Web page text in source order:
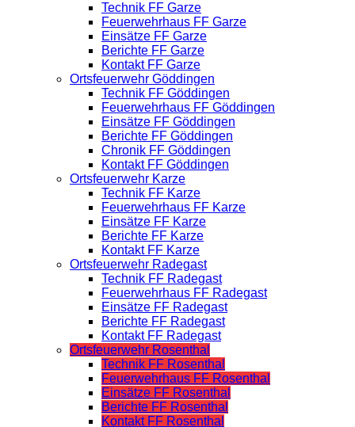
Technik FF Garze
Feuerwehrhaus FF Garze
Einsätze FF Garze
Berichte FF Garze
Kontakt FF Garze
Ortsfeuerwehr Göddingen
Technik FF Göddingen
Feuerwehrhaus FF Göddingen
Einsätze FF Göddingen
Berichte FF Göddingen
Chronik FF Göddingen
Kontakt FF Göddingen
Ortsfeuerwehr Karze
Technik FF Karze
Feuerwehrhaus FF Karze
Einsätze FF Karze
Berichte FF Karze
Kontakt FF Karze
Ortsfeuerwehr Radegast
Technik FF Radegast
Feuerwehrhaus FF Radegast
Einsätze FF Radegast
Berichte FF Radegast
Kontakt FF Radegast
Ortsfeuerwehr Rosenthal
Technik FF Rosenthal
Feuerwehrhaus FF Rosenthal
Einsätze FF Rosenthal
Berichte FF Rosenthal
Kontakt FF Rosenthal